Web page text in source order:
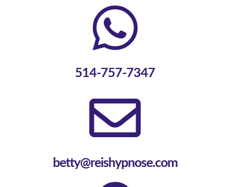
514-757-7347
betty@reishypnose.com